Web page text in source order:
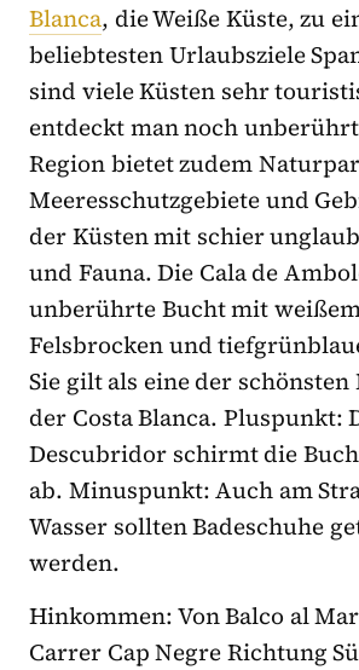
Blanca, die Weiße Küste, zu
beliebtesten Urlaubsziele
sind viele Küsten sehr
entdeckt man noch
Region bietet zudem
Meeresschutzgebiete und
der Küsten mit schier
und Fauna. Die Cala de
unberührte Bucht mit
Felsbrocken und
Sie gilt als eine der schönsten
der Costa Blanca. Pluspunkt:
Descubridor schirmt die
ab. Minuspunkt: Auch am
Wasser sollten Badeschuhe
werden.
Hinkommen: Von Balco al
Carrer Cap Negre Richtung